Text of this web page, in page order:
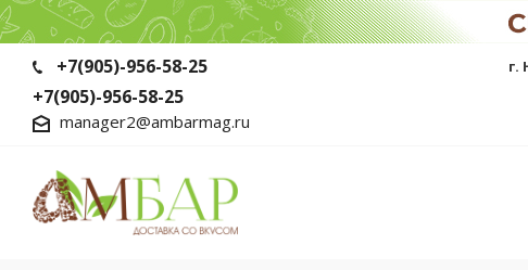
+7(905)-956-58-25
+7(905)-956-58-25
manager2@ambarmag.ru
г.